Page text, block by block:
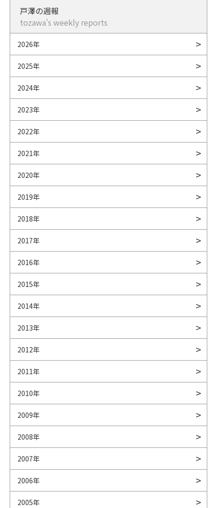
戸澤の週報
tozawa's weekly reports
2026年
2025年
2024年
2023年
2022年
2021年
2020年
2019年
2018年
2017年
2016年
2015年
2014年
2013年
2012年
2011年
2010年
2009年
2008年
2007年
2006年
2005年